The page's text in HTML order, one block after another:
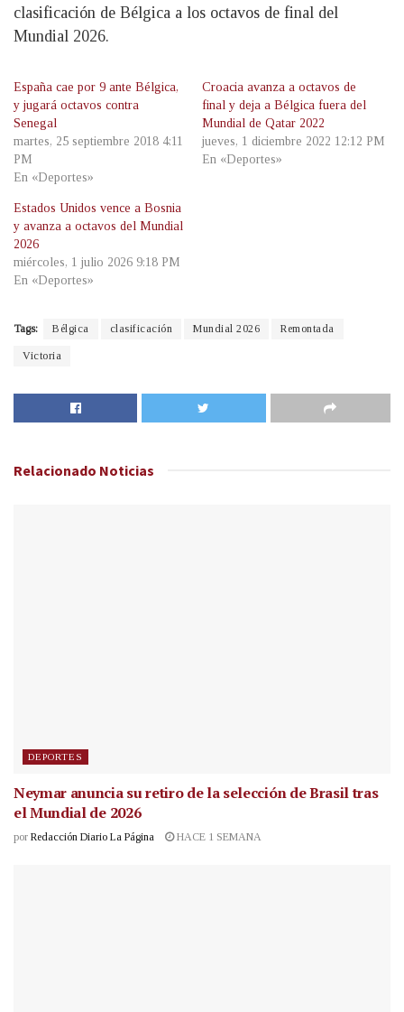
clasificación de Bélgica a los octavos de final del
Mundial 2026.
España cae por 9 ante Bélgica,
y jugará octavos contra
Senegal
martes, 25 septiembre 2018 4:11
PM
En «Deportes»
Croacia avanza a octavos de
final y deja a Bélgica fuera del
Mundial de Qatar 2022
jueves, 1 diciembre 2022 12:12 PM
En «Deportes»
Estados Unidos vence a Bosnia
y avanza a octavos del Mundial
2026
miércoles, 1 julio 2026 9:18 PM
En «Deportes»
Tags: Bélgica clasificación Mundial 2026 Remontada
Victoria
Relacionado Noticias
DEPORTES
Neymar anuncia su retiro de la selección de Brasil tras
el Mundial de 2026
por Redacción Diario La Página HACE 1 SEMANA